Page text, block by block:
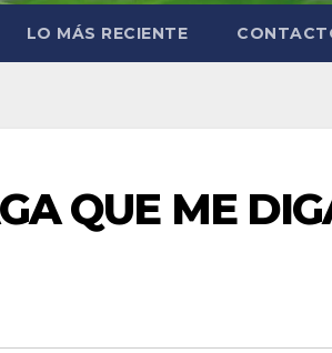
LO MÁS RECIENTE
QUE ME